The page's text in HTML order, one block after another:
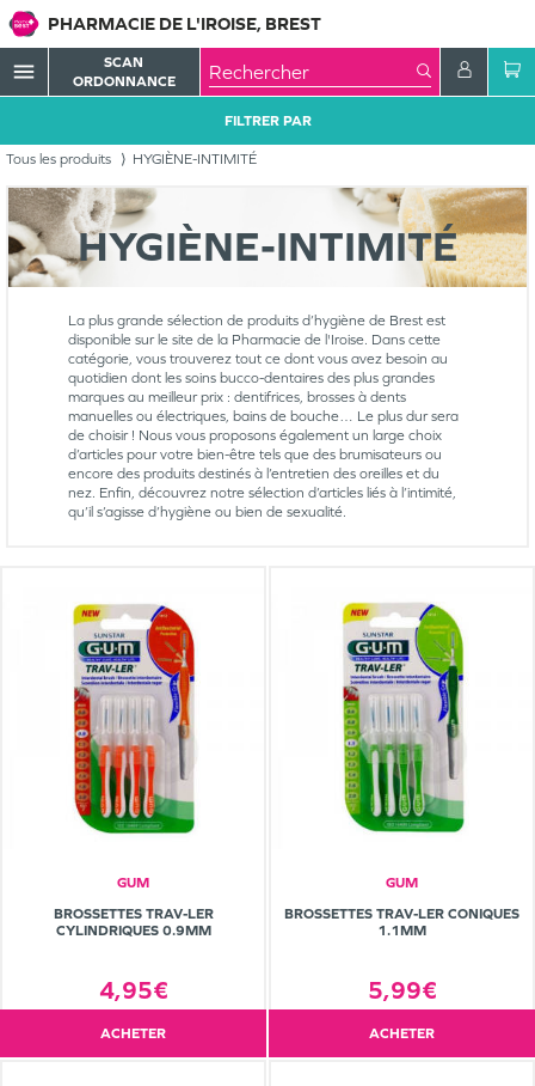
PHARMACIE DE L'IROISE, BREST
menu
SCAN
ORDONNANCE
Tous les produits HYGIÈNE-INTIMITÉ
FILTRER PAR
HYGIÈNE-INTIMITÉ
La plus grande sélection de produits d’hygiène de Brest est
disponible sur le site de la Pharmacie de l'Iroise. Dans cette
catégorie, vous trouverez tout ce dont vous avez besoin au
quotidien dont les soins bucco-dentaires des plus grandes
marques au meilleur prix : dentifrices, brosses à dents
manuelles ou électriques, bains de bouche… Le plus dur sera
de choisir ! Nous vous proposons également un large choix
d’articles pour votre bien-être tels que des brumisateurs ou
encore des produits destinés à l’entretien des oreilles et du
nez. Enfin, découvrez notre sélection d’articles liés à l’intimité,
qu’il s’agisse d’hygiène ou bien de sexualité.
GUM
BROSSETTES TRAV-LER
CYLINDRIQUES 0.9MM
4,95€
ACHETER
GUM
BROSSETTES TRAV-LER CONIQUES
1.1MM
5,99€
ACHETER